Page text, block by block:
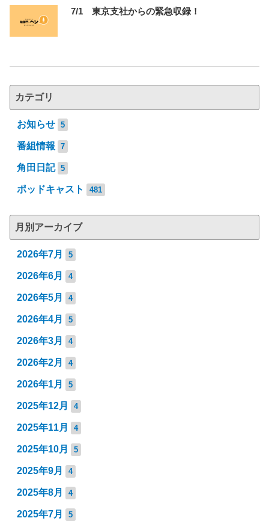
7/1 東京支社からの緊急収録！
カテゴリ
お知らせ 5
番組情報 7
角田日記 5
ポッドキャスト 481
月別アーカイブ
2026年7月 5
2026年6月 4
2026年5月 4
2026年4月 5
2026年3月 4
2026年2月 4
2026年1月 5
2025年12月 4
2025年11月 4
2025年10月 5
2025年9月 4
2025年8月 4
2025年7月 5